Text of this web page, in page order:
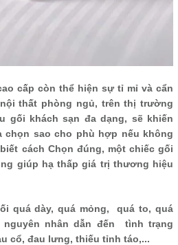
cấp còn thể hiện sự tỉ mỉ và cẩn
thất phòng ngủ, trên thị trường
gối khách sạn đa dạng, sẽ khiến
chọn sao cho phù hợp nếu không
cách Chọn đúng, một chiếc gối
giúp hạ thấp giá trị thương hiệu
quá dày, quá mỏng, quá to, quá
nhân dẫn đến tình trạng
cổ, đau lưng, thiếu tỉnh táo,...